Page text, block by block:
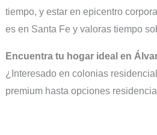
tiempo, y estar en epicentro
es en Santa Fe y valoras tiempo
Encuentra tu hogar ideal en
¿Interesado en colonias
premium hasta opciones